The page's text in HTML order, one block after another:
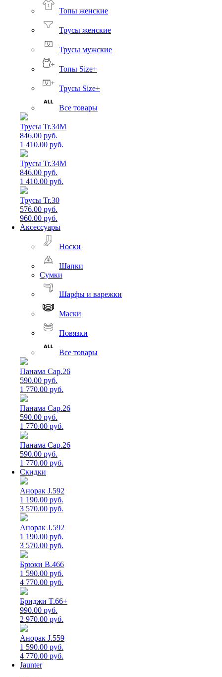
Топы женские
Трусы женские
Трусы мужские
Топы Size+
Трусы Size+
Все товары
Трусы Tr.34M
846.00 руб.
1 410.00 руб.
Трусы Tr.34M
846.00 руб.
1 410.00 руб.
Трусы Tr.30
576.00 руб.
960.00 руб.
Аксессуары
Носки
Шапки
Сумки
Шарфы и варежки
Маски
Повязки
Все товары
Панама Cap.26
590.00 руб.
1 770.00 руб.
Панама Cap.26
590.00 руб.
1 770.00 руб.
Панама Cap.26
590.00 руб.
1 770.00 руб.
Скидки
Анорак J.592
1 190.00 руб.
3 570.00 руб.
Анорак J.592
1 190.00 руб.
3 570.00 руб.
Брюки B.466
1 590.00 руб.
4 770.00 руб.
Бриджи T.66+
990.00 руб.
2 970.00 руб.
Анорак J.559
1 590.00 руб.
4 770.00 руб.
Jaunter